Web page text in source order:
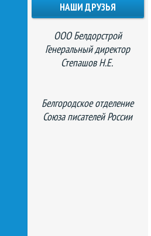
НАШИ ДРУЗЬЯ
ООО Белдорстрой
Генеральный директор
Степашов Н.Е.
Белгородское отделение
Союза писателей России